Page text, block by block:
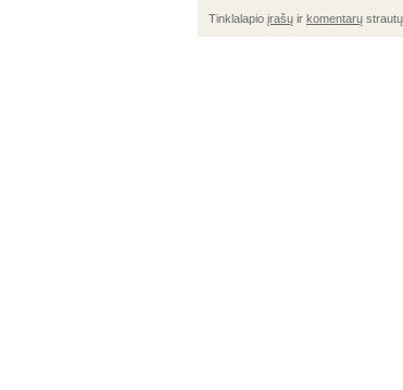
Tinklalapio įrašų ir komentarų